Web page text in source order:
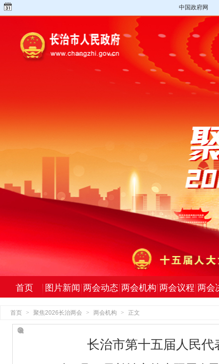
中国政府网
首页 图片新闻 两会动态 两会机构 两会议程 两会
首页 > 聚焦2026长治两会 > 两会机构 > 正文
长治市第十五届人民